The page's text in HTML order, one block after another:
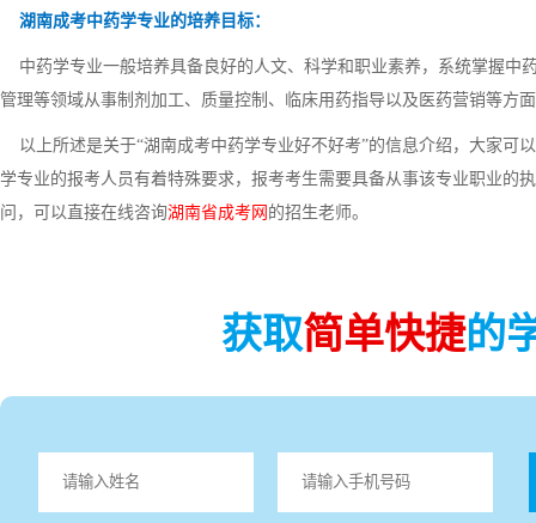
湖南成考中药学专业的培养目标：
中药学专业一般培养具备良好的人文、科学和职业素养，系统掌握中
管理等领域从事制剂加工、质量控制、临床用药指导以及医药营销等方
以上所述是关于“湖南成考中药学专业好不好考”的信息介绍，大家可
学专业的报考人员有着特殊要求，报考考生需要具备从事该专业职业的
问，可以直接在线咨询湖南省成考网 的招生老师。
获取简单快捷的